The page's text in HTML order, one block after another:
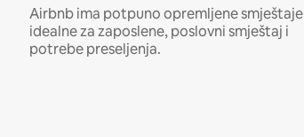
Airbnb ima potpuno opremljene smještaje
idealne za zaposlene, poslovni smještaj i
potrebe preseljenja.